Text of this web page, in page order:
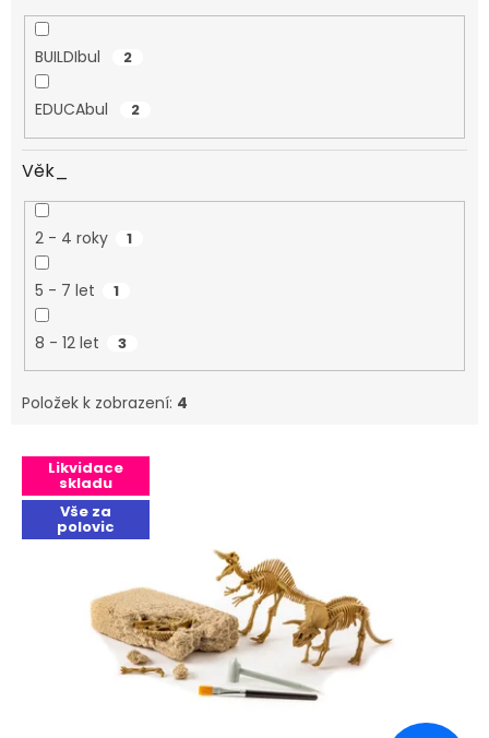
BUILDIbul 2
EDUCAbul 2
Věk_
2 - 4 roky 1
5 - 7 let 1
8 - 12 let 3
Položek k zobrazení: 4
Výpis produktů
Likvidace
skladu
Vše za
polovic